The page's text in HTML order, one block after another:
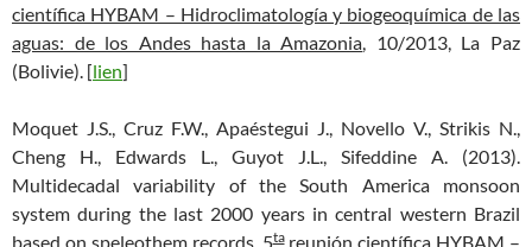
científica HYBAM – Hidroclimatología y biogeoquímica de las
aguas: de los Andes hasta la Amazonia, 10/2013, La Paz
(Bolivie). [lien]
Moquet J.S., Cruz F.W., Apaéstegui J., Novello V., Strikis N.,
Cheng H., Edwards L., Guyot J.L., Sifeddine A. (2013).
Multidecadal variability of the South America monsoon
system during the last 2000 years in central western Brazil
based on speleothem records. 5tareunión científica HYBAM –